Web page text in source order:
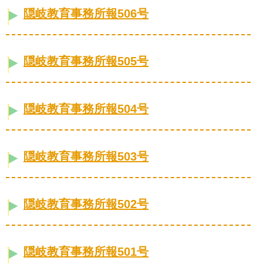
隠岐教育事務所報506号
隠岐教育事務所報505号
隠岐教育事務所報504号
隠岐教育事務所報503号
隠岐教育事務所報502号
隠岐教育事務所報501号